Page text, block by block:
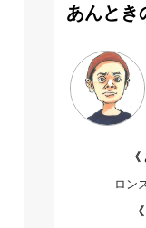
あんとき
ロン